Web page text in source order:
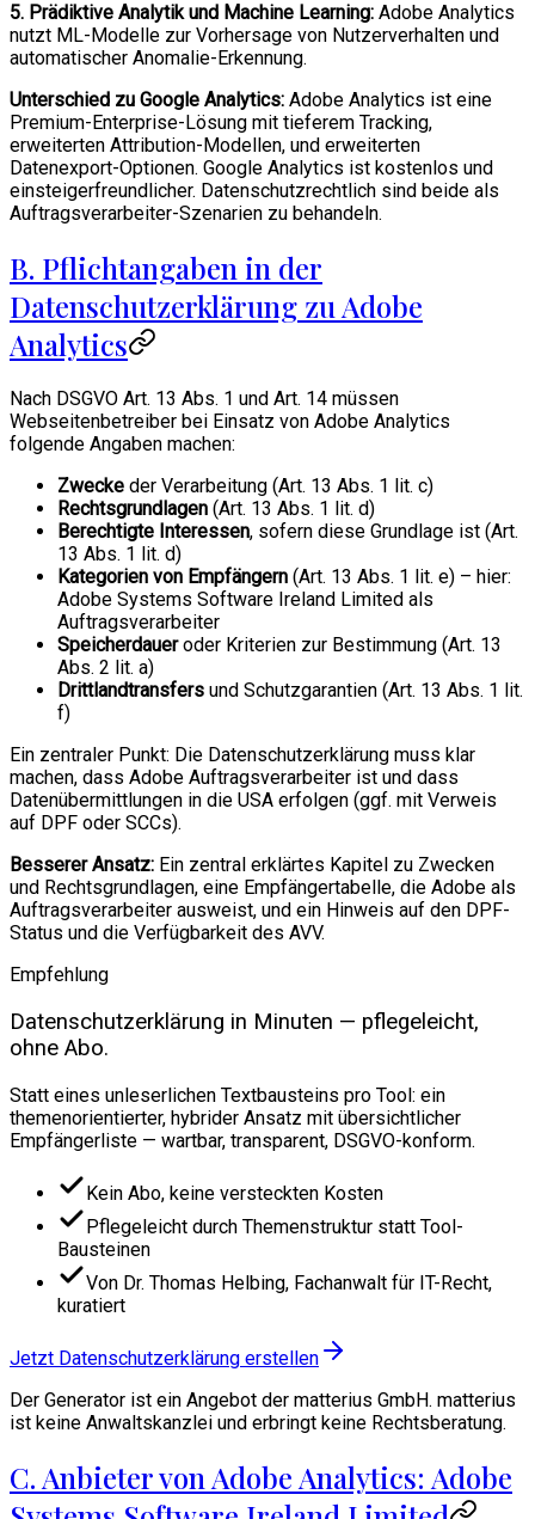
5. Prädiktive Analytik und Machine Learning: Adobe Analytics
nutzt ML-Modelle zur Vorhersage von Nutzerverhalten und
automatischer Anomalie-Erkennung.
Unterschied zu Google Analytics: Adobe Analytics ist eine
Premium-Enterprise-Lösung mit tieferem Tracking,
erweiterten Attribution-Modellen, und erweiterten
Datenexport-Optionen. Google Analytics ist kostenlos und
einsteigerfreundlicher. Datenschutzrechtlich sind beide als
Auftragsverarbeiter-Szenarien zu behandeln.
B. Pflichtangaben in der
Datenschutzerklärung zu Adobe
Analytics
Nach DSGVO Art. 13 Abs. 1 und Art. 14 müssen
Webseitenbetreiber bei Einsatz von Adobe Analytics
folgende Angaben machen:
Zwecke der Verarbeitung (Art. 13 Abs. 1 lit. c)
Rechtsgrundlagen (Art. 13 Abs. 1 lit. d)
Berechtigte Interessen, sofern diese Grundlage ist (Art.
13 Abs. 1 lit. d)
Kategorien von Empfängern (Art. 13 Abs. 1 lit. e) – hier:
Adobe Systems Software Ireland Limited als
Auftragsverarbeiter
Speicherdaueroder Kriterien zur Bestimmung (Art. 13
Abs. 2 lit. a)
Drittlandtransfers und Schutzgarantien (Art. 13 Abs. 1 lit.
f)
Ein zentraler Punkt: Die Datenschutzerklärung muss klar
machen, dass Adobe Auftragsverarbeiter ist und dass
Datenübermittlungen in die USA erfolgen (ggf. mit Verweis
auf DPF oder SCCs).
Besserer Ansatz: Ein zentral erklärtes Kapitel zu Zwecken
und Rechtsgrundlagen, eine Empfängertabelle, die Adobe als
Auftragsverarbeiter ausweist, und ein Hinweis auf den DPF-
Status und die Verfügbarkeit des AVV.
Empfehlung
Datenschutzerklärung in Minuten — pflegeleicht,
ohne Abo.
Statt eines unleserlichen Textbausteins pro Tool: ein
themenorientierter, hybrider Ansatz mit übersichtlicher
Empfängerliste — wartbar, transparent, DSGVO-konform.
Kein Abo, keine versteckten Kosten
Pflegeleicht durch Themenstruktur statt Tool-
Bausteinen
Von Dr. Thomas Helbing, Fachanwalt für IT-Recht,
kuratiert
Jetzt Datenschutzerklärung erstellen
Der Generator ist ein Angebot der matterius GmbH. matterius
ist keine Anwaltskanzlei und erbringt keine Rechtsberatung.
C. Anbieter von Adobe Analytics: Adobe